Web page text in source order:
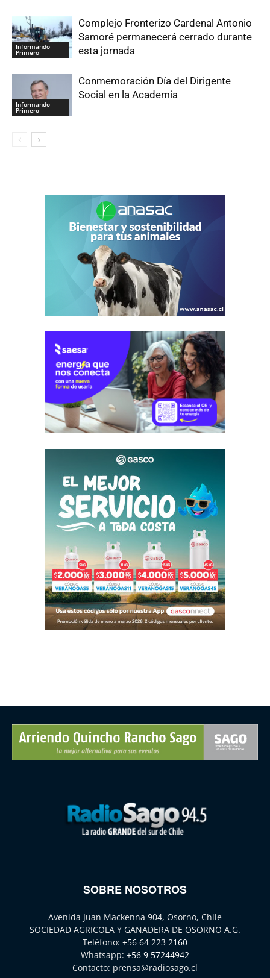
Informando
Primero
Complejo Fronterizo Cardenal Antonio
Samoré permanecerá cerrado durante
esta jornada
Informando
Primero
Conmemoración Día del Dirigente
Social en la Academia
SOBRE NOSOTROS
Avenida Juan Mackenna 904, Osorno, Chile
SOCIEDAD AGRICOLA Y GANADERA DE OSORNO A.G.
Teléfono: +56 64 223 2160
Whatsapp: +56 9 57244942
Contacto: prensa@radiosago.cl